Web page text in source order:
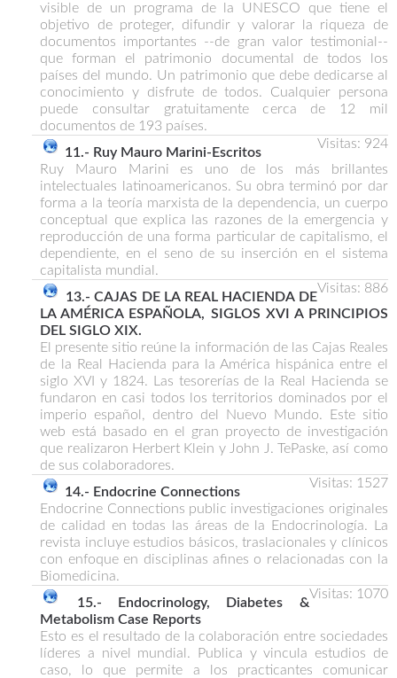
visible de un programa de la UNESCO que tiene el
objetivo de proteger, difundir y valorar la riqueza de
documentos importantes --de gran valor testimonial--
que forman el patrimonio documental de todos los
países del mundo. Un patrimonio que debe dedicarse al
conocimiento y disfrute de todos. Cualquier persona
puede consultar gratuitamente cerca de 12 mil
documentos de 193 países.
Visitas: 924
11.- Ruy Mauro Marini-Escritos
Ruy Mauro Marini es uno de los más brillantes
intelectuales latinoamericanos. Su obra terminó por dar
forma a la teoría marxista de la dependencia, un cuerpo
conceptual que explica las razones de la emergencia y
reproducción de una forma particular de capitalismo, el
dependiente, en el seno de su inserción en el sistema
capitalista mundial.
Visitas: 886
13.- CAJAS DE LA REAL HACIENDA DE
LA AMÉRICA ESPAÑOLA, SIGLOS XVI A PRINCIPIOS
DEL SIGLO XIX.
El presente sitio reúne la información de las Cajas Reales
de la Real Hacienda para la América hispánica entre el
siglo XVI y 1824. Las tesorerías de la Real Hacienda se
fundaron en casi todos los territorios dominados por el
imperio español, dentro del Nuevo Mundo. Este sitio
web está basado en el gran proyecto de investigación
que realizaron Herbert Klein y John J. TePaske, así como
de sus colaboradores.
Visitas: 1527
14.- Endocrine Connections
Endocrine Connections public investigaciones originales
de calidad en todas las áreas de la Endocrinología. La
revista incluye estudios básicos, traslacionales y clínicos
con enfoque en disciplinas afines o relacionadas con la
Biomedicina.
Visitas: 1070
15.- Endocrinology, Diabetes &
Metabolism Case Reports
Esto es el resultado de la colaboración entre sociedades
líderes a nivel mundial. Publica y vincula estudios de
caso, lo que permite a los practicantes comunicar